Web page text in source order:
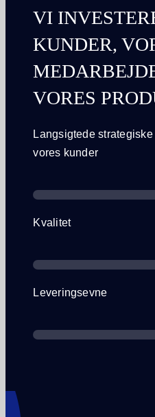
VI
KUNDER,
VORES
Langsigtede
vores kunder
Kvalitet
Leveringsevne